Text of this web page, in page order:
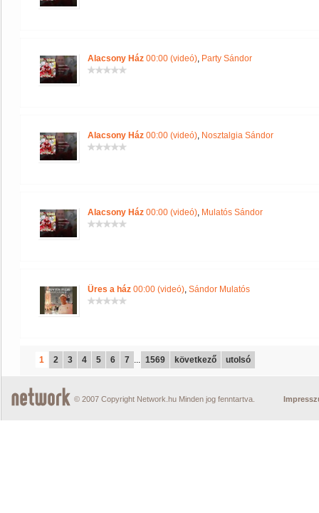
Alacsony Ház 00:00 (videó), Party Sándor
Alacsony Ház 00:00 (videó), Nosztalgia Sándor
Alacsony Ház 00:00 (videó), Mulatós Sándor
Üres a ház 00:00 (videó), Sándor Mulatós
1 2 3 4 5 6 7 ... 1569 következő utolsó
© 2007 Copyright Network.hu Minden jog fenntartva.